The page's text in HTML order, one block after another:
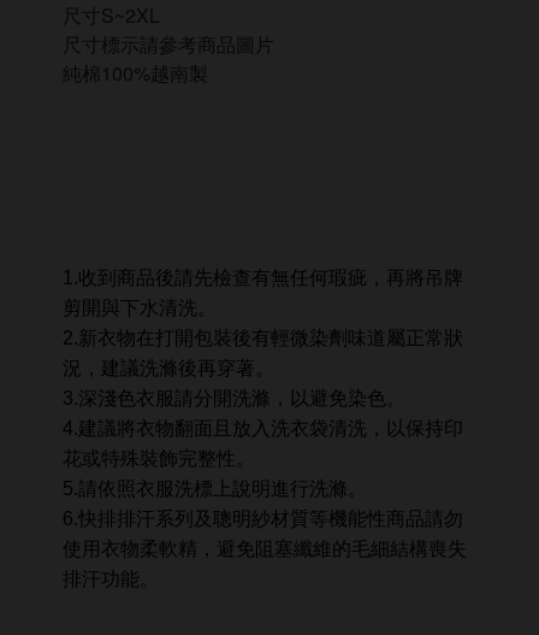
尺寸S~2XL
尺寸標示請參考商品圖片
純棉100%越南製
1.收到商品後請先檢查有無任何瑕疵，再將吊牌
剪開與下水清洗。
2.新衣物在打開包裝後有輕微染劑味道屬正常狀
況，建議洗滌後再穿著。
3.深淺色衣服請分開洗滌，以避免染色。
4.建議將衣物翻面且放入洗衣袋清洗，以保持印
花或特殊裝飾完整性。
5.請依照衣服洗標上說明進行洗滌。
6.快排排汗系列及聰明紗材質等機能性商品請勿
使用衣物柔軟精，避免阻塞纖維的毛細結構喪失
排汗功能。